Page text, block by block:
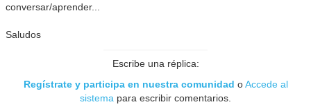
conversar/aprender...
Saludos
Escribe una réplica:
Regístrate y participa en nuestra comunidad oAccede al
sistema para escribir comentarios.